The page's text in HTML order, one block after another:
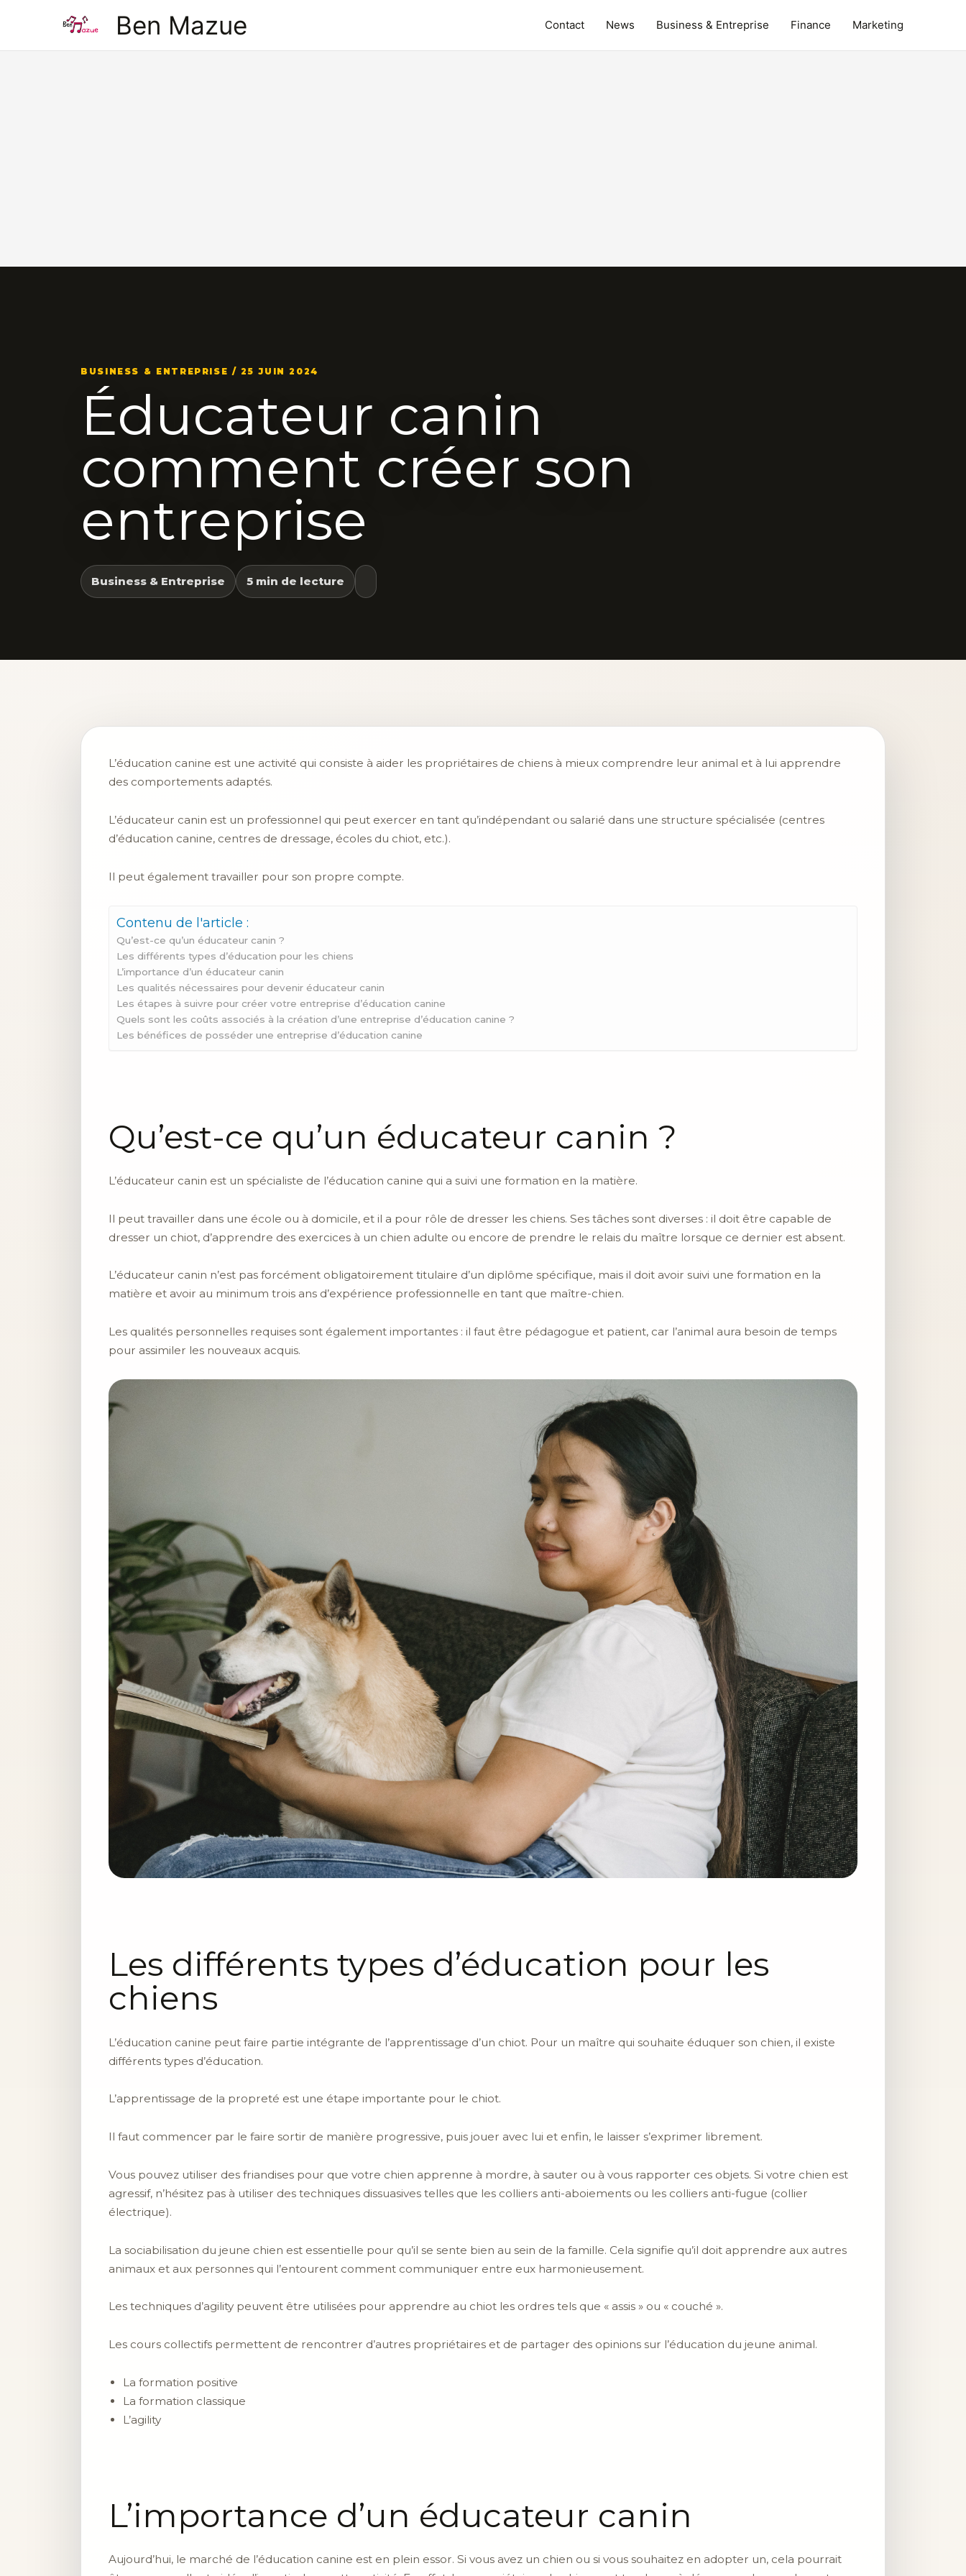
Ben Mazue Contact News Business & Entreprise Finance Marketing
BUSINESS & ENTREPRISE / 25 JUIN 2024
Éducateur canin
comment créer son
entreprise
Business & Entreprise 5 min de lecture
L’éducation canine est une activité qui consiste à aider les propriétaires de chiens à mieux comprendre leur animal et à lui apprendre
des comportements adaptés.
L’éducateur canin est un professionnel qui peut exercer en tant qu’indépendant ou salarié dans une structure spécialisée (centres
d’éducation canine, centres de dressage, écoles du chiot, etc.).
Il peut également travailler pour son propre compte.
Contenu de l'article :
Qu’est-ce qu’un éducateur canin ?
Les différents types d’éducation pour les chiens
L’importance d’un éducateur canin
Les qualités nécessaires pour devenir éducateur canin
Les étapes à suivre pour créer votre entreprise d’éducation canine
Quels sont les coûts associés à la création d’une entreprise d’éducation canine ?
Les bénéfices de posséder une entreprise d’éducation canine
Qu’est-ce qu’un éducateur canin ?
L’éducateur canin est un spécialiste de l’éducation canine qui a suivi une formation en la matière.
Il peut travailler dans une école ou à domicile, et il a pour rôle de dresser les chiens. Ses tâches sont diverses : il doit être capable de
dresser un chiot, d’apprendre des exercices à un chien adulte ou encore de prendre le relais du maître lorsque ce dernier est absent.
L’éducateur canin n’est pas forcément obligatoirement titulaire d’un diplôme spécifique, mais il doit avoir suivi une formation en la
matière et avoir au minimum trois ans d’expérience professionnelle en tant que maître-chien.
Les qualités personnelles requises sont également importantes : il faut être pédagogue et patient, car l’animal aura besoin de temps
pour assimiler les nouveaux acquis.
Les différents types d’éducation pour les
chiens
L’éducation canine peut faire partie intégrante de l’apprentissage d’un chiot. Pour un maître qui souhaite éduquer son chien, il existe
différents types d’éducation.
L’apprentissage de la propreté est une étape importante pour le chiot.
Il faut commencer par le faire sortir de manière progressive, puis jouer avec lui et enfin, le laisser s’exprimer librement.
Vous pouvez utiliser des friandises pour que votre chien apprenne à mordre, à sauter ou à vous rapporter ces objets. Si votre chien est
agressif, n’hésitez pas à utiliser des techniques dissuasives telles que les colliers anti-aboiements ou les colliers anti-fugue (collier
électrique).
La sociabilisation du jeune chien est essentielle pour qu’il se sente bien au sein de la famille. Cela signifie qu’il doit apprendre aux autres
animaux et aux personnes qui l’entourent comment communiquer entre eux harmonieusement.
Les techniques d’agility peuvent être utilisées pour apprendre au chiot les ordres tels que « assis » ou « couché ».
Les cours collectifs permettent de rencontrer d’autres propriétaires et de partager des opinions sur l’éducation du jeune animal.
La formation positive
La formation classique
L’agility
L’importance d’un éducateur canin
Aujourd’hui, le marché de l’éducation canine est en plein essor. Si vous avez un chien ou si vous souhaitez en adopter un, cela pourrait